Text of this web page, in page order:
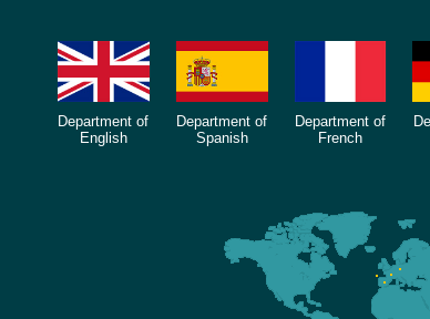
Department of
English
Department of
Spanish
Department of
French